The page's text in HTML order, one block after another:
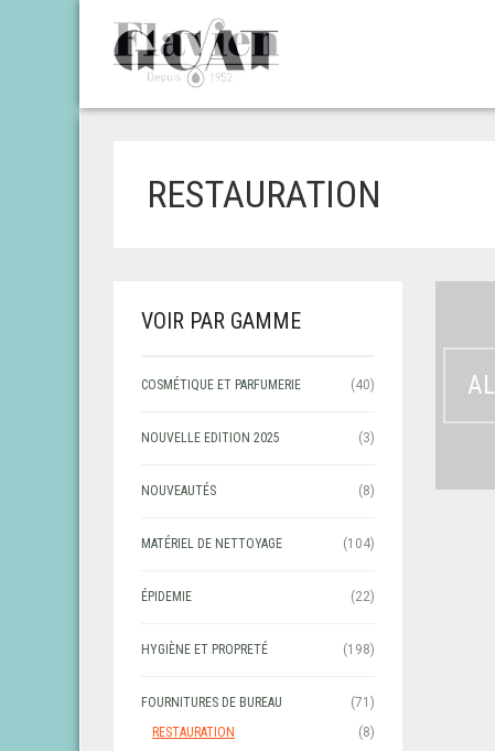
RESTAURATION
VOIR PAR GAMME
COSMÉTIQUE ET PARFUMERIE (40)
NOUVELLE EDITION 2025 (3)
NOUVEAUTÉS (8)
MATÉRIEL DE NETTOYAGE (104)
ÉPIDEMIE (22)
HYGIÈNE ET PROPRETÉ (198)
FOURNITURES DE BUREAU
(71)
RESTAURATION
(8)